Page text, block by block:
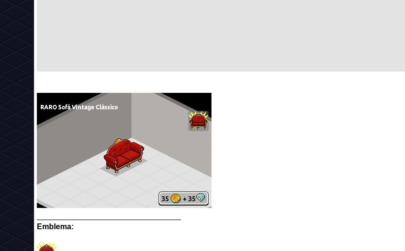
Emblema: